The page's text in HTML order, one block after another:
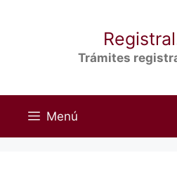
Trámites
Menú